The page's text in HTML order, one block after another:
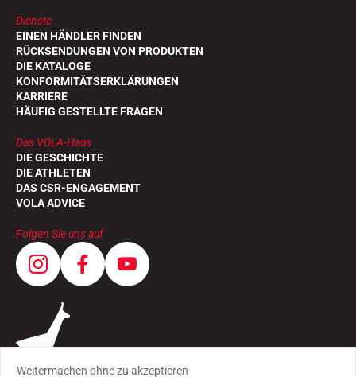
Dienste
EINEN HÄNDLER FINDEN
RÜCKSENDUNGEN VON PRODUKTEN
DIE KATALOGE
KONFORMITÄTSERKLÄRUNGEN
KARRIERE
HÄUFIG GESTELLTE FRAGEN
Das VOLA-Haus
DIE GESCHICHTE
DIE ATHLETEN
DAS CSR-ENGAGEMENT
VOLA ADVICE
Folgen Sie uns auf
Weitermachen ohne zu akzeptieren